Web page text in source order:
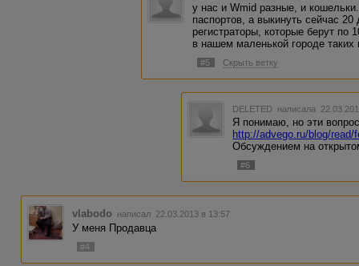
у нас и Wmid разные, и
паспортов, а выкинуть сейчас
регистраторы, которые берут по
в нашем маленькой городе
#5 Скрыть ветку
DELETED написала
Я понимаю, но эти
http://advego.ru/blog/read/
Обсуждением на
#6
vlabodo написал 22.03.2013 в 13:57
У меня Продавца
#4